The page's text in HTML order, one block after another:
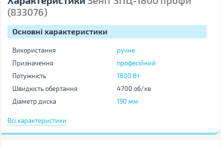
(833076)
Основні характеристики
Використання
ручне
Призначення
професійний
Потужність
1800 Вт
Швидкість обертання
4700 об/хв
Діаметр диска
190 мм
Глибина пропила під кутом 45 °
Всі характеристики